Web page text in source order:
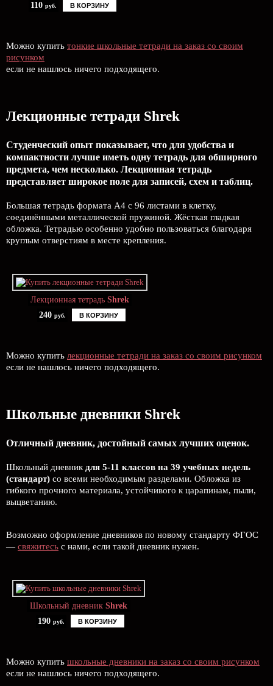
110 руб. В КОРЗИНУ
Можно купить тонкие школьные тетради на заказ со своим
рисунком
если не нашлось ничего подходящего.
Лекционные тетради Shrek
Студенческий опыт показывает, что для удобства и
компактности лучше иметь одну тетрадь для обширного
предмета, чем несколько. Лекционная тетрадь
представляет широкое поле для записей, схем и таблиц.
Большая тетрадь формата А4 с 96 листами в клетку,
соединёнными металлической пружиной. Жёсткая гладкая
обложка. Тетрадью особенно удобно пользоваться благодаря
круглым отверстиям в месте крепления.
Лекционная тетрадь Shrek
240 руб. В КОРЗИНУ
Можно купить лекционные тетради на заказ со своим рисунком
если не нашлось ничего подходящего.
Школьные дневники Shrek
Отличный дневник, достойный самых лучших оценок.
Школьный дневник для 5-11 классов на 39 учебных недель
(стандарт) со всеми необходимым разделами. Обложка из
гибкого прочного материала, устойчивого к царапинам, пыли,
выцветанию.
Возможно оформление дневников по новому стандарту ФГОС
— свяжитесь с нами, если такой дневник нужен.
Школьный дневник Shrek
190 руб. В КОРЗИНУ
Можно купить школьные дневники на заказ со своим рисунком
если не нашлось ничего подходящего.